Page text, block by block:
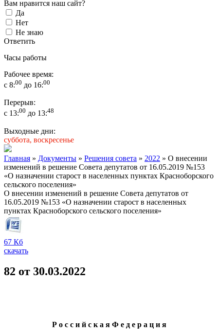
Вам нравится наш сайт?
Да
Нет
Не знаю
Ответить
Часы работы
Рабочее время:
с 8:00 до 16:00
Перерыв:
с 13:00 до 13:48
Выходные дни:
суббота, воскресенье
Главная » Документы » Решения совета » 2022 » О внесении
изменений в решение Совета депутатов от 16.05.2019 №153
«О назначении старост в населенных пунктах Красноборского
сельского поселения»
О внесении изменений в решение Совета депутатов от
16.05.2019 №153 «О назначении старост в населенных
пунктах Красноборского сельского поселения»
67 Кб
скачать
82 от 30.03.2022
Р о с с и й с к а я Ф е д е р а ц и я